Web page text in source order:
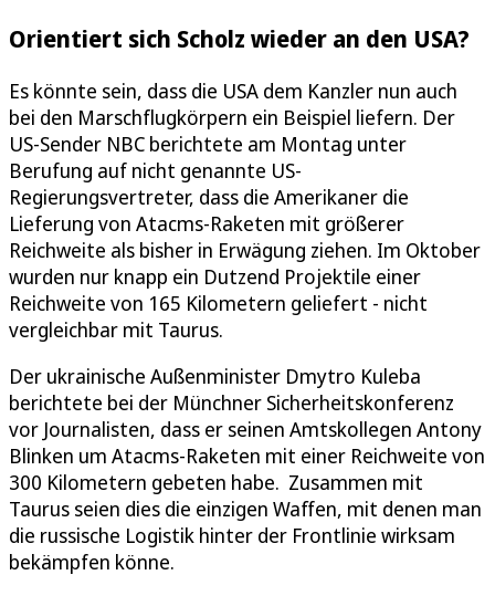
Orientiert sich Scholz wieder an den USA?
Es könnte sein, dass die USA dem Kanzler nun auch
bei den Marschflugkörpern ein Beispiel liefern. Der
US-Sender NBC berichtete am Montag unter
Berufung auf nicht genannte US-
Regierungsvertreter, dass die Amerikaner die
Lieferung von Atacms-Raketen mit größerer
Reichweite als bisher in Erwägung ziehen. Im Oktober
wurden nur knapp ein Dutzend Projektile einer
Reichweite von 165 Kilometern geliefert - nicht
vergleichbar mit Taurus.
Der ukrainische Außenminister Dmytro Kuleba
berichtete bei der Münchner Sicherheitskonferenz
vor Journalisten, dass er seinen Amtskollegen Antony
Blinken um Atacms-Raketen mit einer Reichweite von
300 Kilometern gebeten habe. Zusammen mit
Taurus seien dies die einzigen Waffen, mit denen man
die russische Logistik hinter der Frontlinie wirksam
bekämpfen könne.